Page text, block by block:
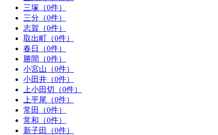
三塚（0件）
三分（0件）
志賀（0件）
取出町（0件）
春日（0件）
勝間（0件）
小宮山（0件）
小田井（0件）
上小田切（0件）
上平尾（0件）
常田（0件）
常和（0件）
新子田（0件）